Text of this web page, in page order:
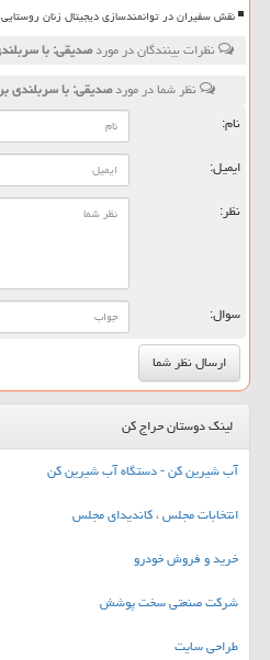
نقش سفیران در توانمندسازی دیجیتال زنان
نظرات بینندگان در موردصدیقی: با
نظر شما در موردصدیقی: با سربلندی
نام:
ایمیل:
نظر:
سوال:
لینک دوستان حراج کن
آب شیرین کن - دستگاه آب شیرین کن
انتخابات مجلس ، کاندیدای مجلس
خرید و فروش خودرو
شرکت صنعتی سخت پوشش
طراحی سایت